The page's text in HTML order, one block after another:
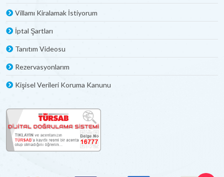
Villamı Kiralamak İstiyorum
İptal Şartları
Tanıtım Videosu
Rezervasyonlarım
Kişisel Verileri Koruma Kanunu